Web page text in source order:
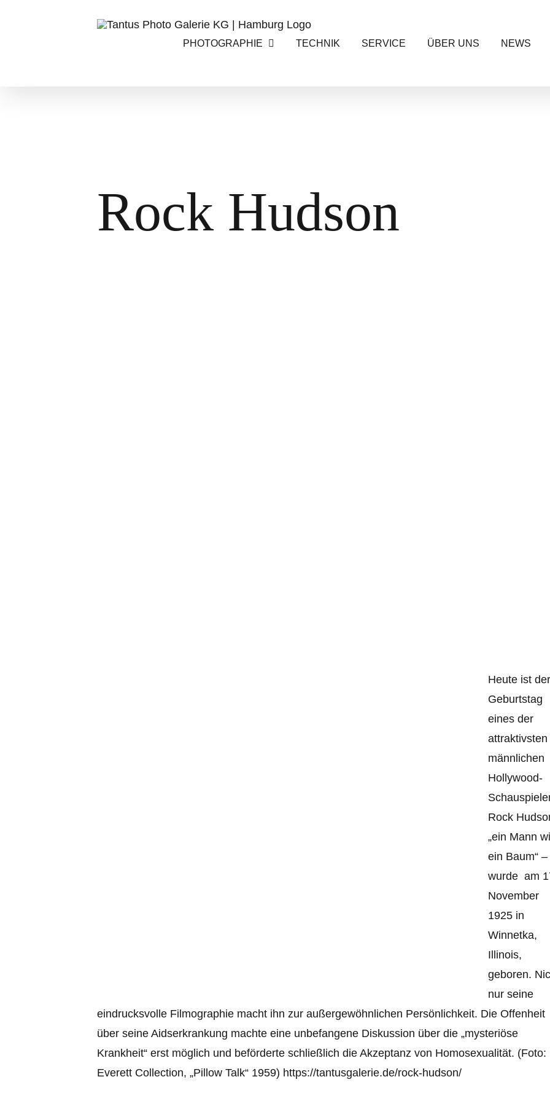
PHOTOGRAPHIE TECHNIK SERVICE ÜBER UNS NEWS
Rock Hudson
Heute ist der
Geburtstag
eines der
attraktivsten
männlichen
Hollywood-
Rock
„ein Mann
ein Baum“ –
wurde am
November
1925 in
Winnetka,
Illinois,
geboren.
nur seine
eindrucksvolle Filmographie macht ihn zur außergewöhnlichen Persönlichkeit. Die Offenheit
über seine Aidserkrankung machte eine unbefangene Diskussion über die „mysteriöse
Krankheit“ erst möglich und beförderte schließlich die Akzeptanz von Homosexualität. (Foto:
Everett Collection, „Pillow Talk“ 1959) https://tantusgalerie.de/rock-hudson/